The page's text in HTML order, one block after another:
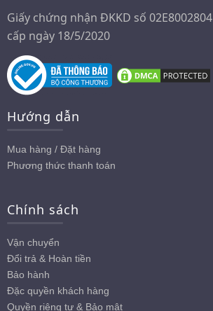
Giấy chứng nhận ĐKKD số 02E8002804
cấp ngày 18/5/2020
Hướng dẫn
Mua hàng / Đặt hàng
Phương thức thanh toán
Chính sách
Vận chuyển
Đổi trả & Hoàn tiền
Bảo hành
Đặc quyền khách hàng
Quyền riêng tư & Bảo mật